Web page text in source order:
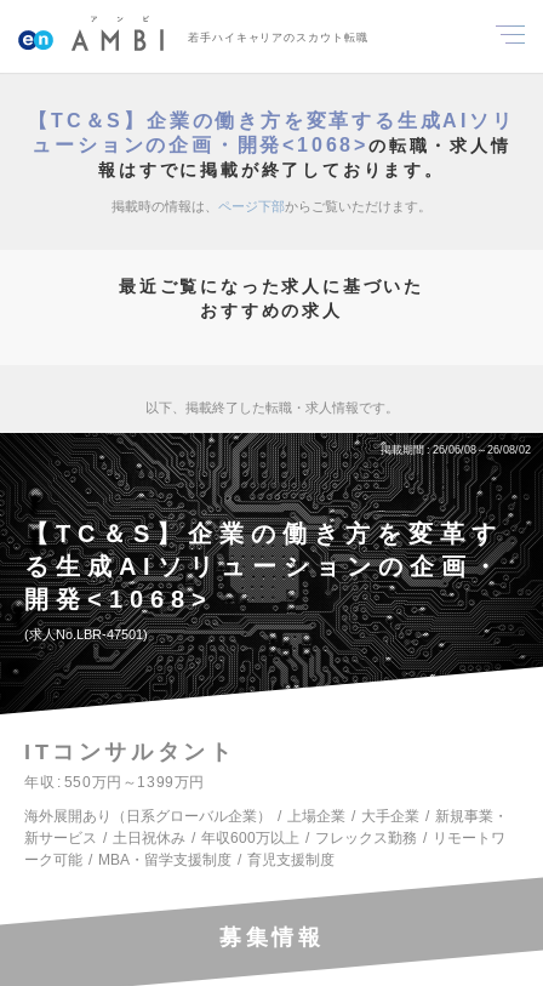
若手ハイキャリアのスカウト転職
【TC＆S】企業の働き方を変革する生成AIソリ
ューションの企画・開発<1068>の転職・求人情
報はすでに掲載が終了しております。
掲載時の情報は、 ページ下部からご覧いただけます。
最近ご覧になった求人に基づいた
おすすめの求人
以下、掲載終了した転職・求人情報です。
掲載期間 26/06/08～26/08/02
【TC＆S】企業の働き方を変革す
る生成AIソリューションの企画・
開発<1068>
求人No.LBR-47501
ITコンサルタント
年収
550万円～1399万円
海外展開あり（日系グローバル企業）
上場企業 大手企業
新規事業・
新サービス
土日祝休み 年収600万以上 フレックス勤務
リモートワ
ーク可能
MBA・留学支援制度 育児支援制度
募集情報